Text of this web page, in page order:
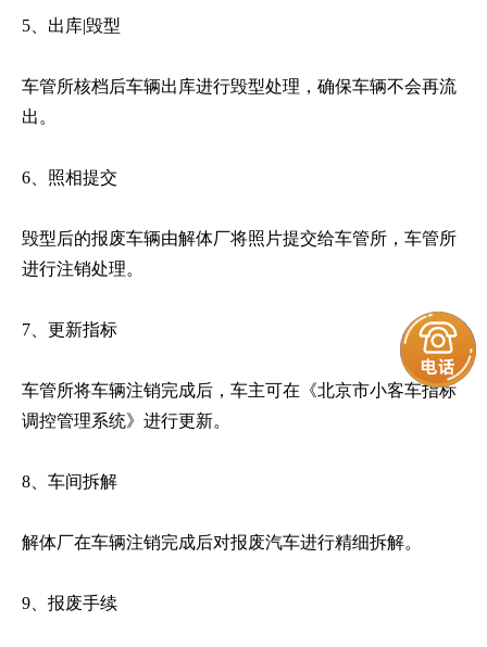
5、出库|毁型
车管所核档后车辆出库进行毁型处理，确保车辆不会再流
出。
6、照相提交
毁型后的报废车辆由解体厂将照片提交给车管所，车管所
进行注销处理。
7、更新指标
车管所将车辆注销完成后，车主可在《北京市小客车指标
调控管理系统》进行更新。
8、车间拆解
解体厂在车辆注销完成后对报废汽车进行精细拆解。
9、报废手续